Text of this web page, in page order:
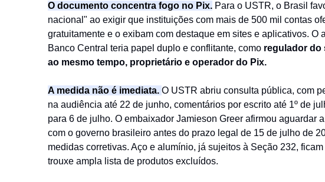
O documento concentra fogo no Pix. Para o USTR, o Brasil
nacional" ao exigir que instituições com mais de 500 mil contas
gratuitamente e o exibam com destaque em sites e aplicativos. O
Banco Central teria papel duplo e conflitante, como regulador do
ao mesmo tempo, proprietário e operador do Pix.
A medida não é imediata. O USTR abriu consulta pública, com
na audiência até 22 de junho, comentários por escrito até 1º de
para 6 de julho. O embaixador Jamieson Greer afirmou aguardar
com o governo brasileiro antes do prazo legal de 15 de julho de
medidas corretivas. Aço e alumínio, já sujeitos à Seção 232,
trouxe ampla lista de produtos excluídos.